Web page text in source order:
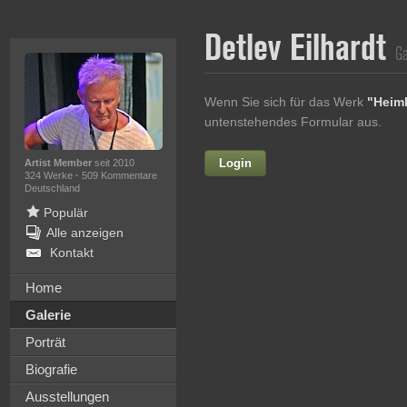
Artist Memberseit 2010
324 Werke · 509 Kommentare
Deutschland
Populär
Alle anzeigen
Kontakt
Home
Galerie
Porträt
Biografie
Ausstellungen
Detlev Eilhardt
Wenn Sie sich für das Werk
untenstehendes Formular aus.
Login